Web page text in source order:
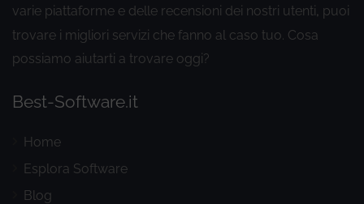
varie piattaforme e delle recensioni dei nostri utenti, puoi
trovare i migliori servizi che fanno al caso tuo. Cosa
possiamo aiutarti a trovare oggi?
Best-Software.it
Home
Esplora Software
Blog